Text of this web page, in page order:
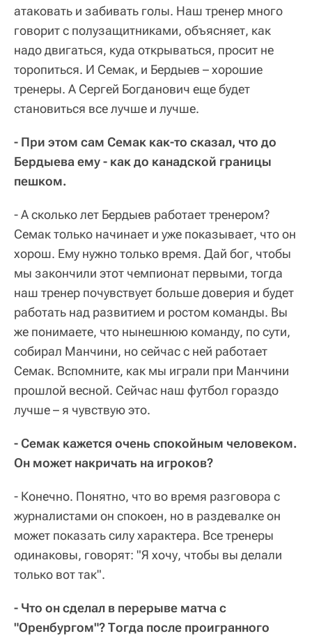
атаковать и забивать голы. Наш тренер много
говорит с полузащитниками, объясняет, как
надо двигаться, куда открываться, просит не
торопиться. И Семак, и Бердыев – хорошие
тренеры. А Сергей Богданович еще будет
становиться все лучше и лучше.
- При этом сам Семак как-то сказал, что до
Бердыева ему - как до канадской границы
пешком.
- А сколько лет Бердыев работает тренером?
Семак только начинает и уже показывает, что он
хорош. Ему нужно только время. Дай бог, чтобы
мы закончили этот чемпионат первыми, тогда
наш тренер почувствует больше доверия и будет
работать над развитием и ростом команды. Вы
же понимаете, что нынешнюю команду, по сути,
собирал Манчини, но сейчас с ней работает
Семак. Вспомните, как мы играли при Манчини
прошлой весной. Сейчас наш футбол гораздо
лучше – я чувствую это.
- Семак кажется очень спокойным человеком.
Он может накричать на игроков?
- Конечно. Понятно, что во время разговора с
журналистами он спокоен, но в раздевалке он
может показать силу характера. Все тренеры
одинаковы, говорят: "Я хочу, чтобы вы делали
только вот так".
- Что он сделал в перерыве матча с
"Оренбургом"? Тогда после проигранного